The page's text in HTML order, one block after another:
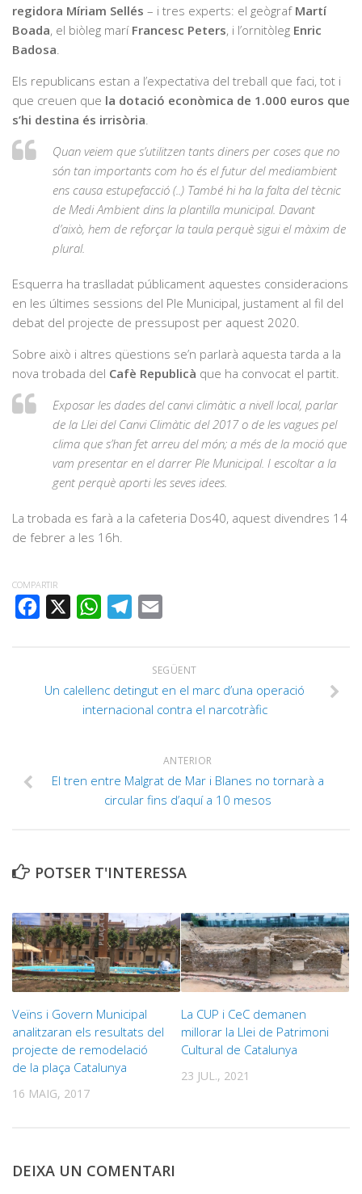
regidora Míriam Sellés – i tres experts: el geògraf Martí
Boada, el biòleg marí Francesc Peters, i l’ornitòleg Enric
Badosa
Els republicans estan a l’expectativa del treball que faci, tot i
que creuen que la dotació econòmica de 1.000 euros que
s’hi destina és irrisòria
Quan veiem que s’utilitzen tants diners per coses que no
són tan importants com ho és el futur del mediambient
ens causa estupefacció (..) També hi ha la falta del tècnic
de Medi Ambient dins la plantilla municipal. Davant
d’això, hem de reforçar la taula perquè sigui el màxim de
plural.
Esquerra ha traslladat públicament aquestes consideracions
en les últimes sessions del Ple Municipal, justament al fil del
debat del projecte de pressupost per aquest 2020.
Sobre això i altres qüestions se’n parlarà aquesta tarda a la
nova trobada del Cafè Republicà que ha convocat el partit.
Exposar les dades del canvi climàtic a nivell local, parlar
de la Llei del Canvi Climàtic del 2017 o de les vagues pel
clima que s’han fet arreu del món; a més de la moció que
vam presentar en el darrer Ple Municipal. I escoltar a la
gent perquè aporti les seves idees.
La trobada es farà a la cafeteria Dos40, aquest divendres 14
de febrer a les 16h.
COMPARTIR
FACEBOOK
WHATSAPPTELEGRAM
SEGÜENT
Un calellenc detingut en el marc d’una operació
internacional contra el narcotràfic
ANTERIOR
El tren entre Malgrat de Mar i Blanes no tornarà a
circular fins d’aquí a 10 mesos
POTSER T'INTERESSA
Veïns i Govern Municipal
analitzaran els resultats del
projecte de remodelació
de la plaça Catalunya
16 MAIG, 2017
La CUP i CeC demanen
millorar la Llei de Patrimoni
Cultural de Catalunya
23 JUL., 2021
DEIXA UN COMENTARI